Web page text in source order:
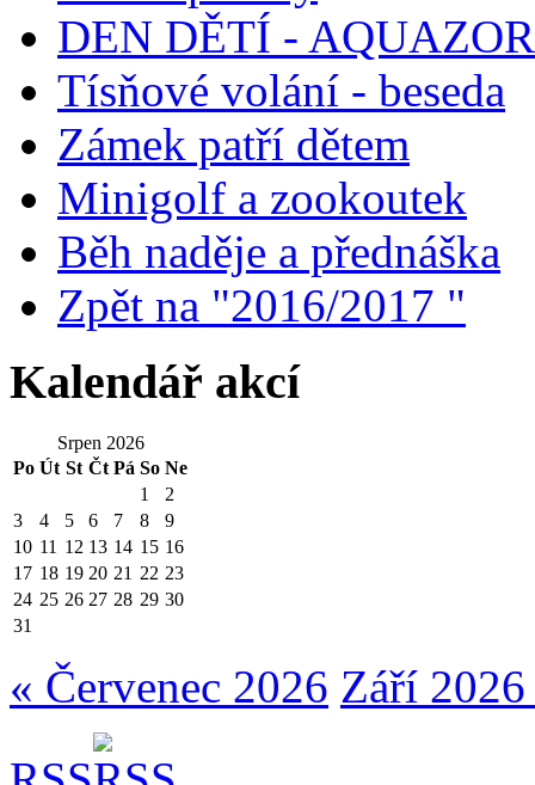
DEN DĚTÍ -
Tísňové volání - beseda
Zámek patří dětem
Minigolf a zookoutek
Běh naděje a přednáška
Zpět na "2016/2017 "
Kalendář akcí
Srpen 2026
Po Út St Čt Pá So Ne
1
2
3
4 5 6 7 8
9
10 11 12 13 14 15 16
17 18 19 20 21 22 23
24 25 26 27 28 29 30
31
« Červenec 2026 Září